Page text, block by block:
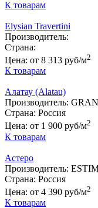
К товарам
Elysian Travertini
Производитель:
Страна:
Цена: от 8 313 руб/м2
К товарам
Алатау (Alatau)
Производитель:
Страна: Россия
Цена: от 1 900 руб/м2
К товарам
Астеро
Производитель:
Страна: Россия
Цена: от 4 390 руб/м2
К товарам